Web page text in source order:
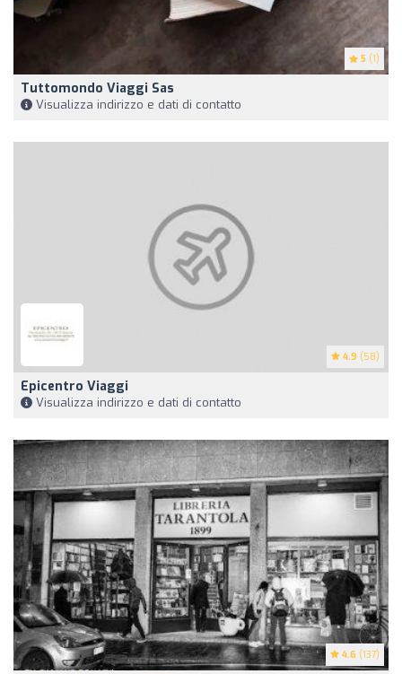
5 (1)
Tuttomondo Viaggi Sas
Visualizza indirizzo e dati di contatto
4.9 (58)
Epicentro Viaggi
Visualizza indirizzo e dati di contatto
4.6 (137)